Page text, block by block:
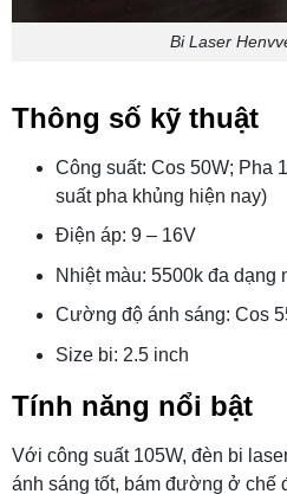
Bi Laser
Thông số kỹ thuật
Công suất: Cos 50W; Pha
suất pha khủng hiện nay)
Điện áp: 9 – 16V
Nhiệt màu: 5500k đa dạng
Cường độ ánh sáng: Cos
Size bi: 2.5 inch
Tính năng nổi bật
Với công suất 105W, đèn bi
ánh sáng tốt, bám đường ở chế